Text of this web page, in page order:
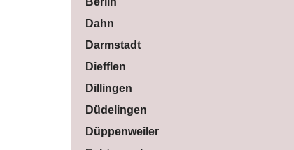
Dahn
Darmstadt
Diefflen
Dillingen
Düdelingen
Düppenweiler